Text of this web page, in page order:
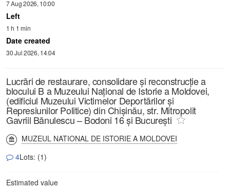
7 Aug 2026, 10:00
Left
1 h 1 min
Date created
30 Jul 2026, 14:04
Lucrări de restaurare, consolidare și reconstrucție a
blocului B a Muzeului Național de Istorie a Moldovei,
(edificiul Muzeului Victimelor Deportărilor și
Represiunilor Politice) din Chișinău, str. Mitropolit
Gavriil Bănulescu – Bodoni 16 și București
MUZEUL NATIONAL DE ISTORIE A MOLDOVEI
4Lots: (1)
Estimated value